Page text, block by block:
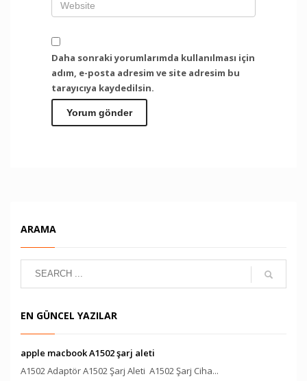
Daha sonraki yorumlarımda kullanılması için
adım, e-posta adresim ve site adresim bu
tarayıcıya kaydedilsin.
ARAMA
EN GÜNCEL YAZILAR
apple macbook A1502 şarj aleti
A1502 Adaptör A1502 Şarj Aleti A1502 Şarj Ciha...